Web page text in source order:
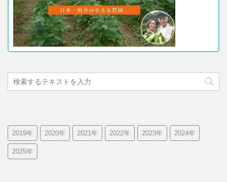
2019年 2020年 2021年 2022年 2023年 2024年
2025年